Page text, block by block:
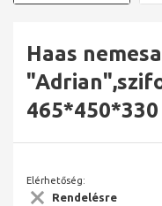
Haas
465*450*330
Elérhetőség:
Rendelésre